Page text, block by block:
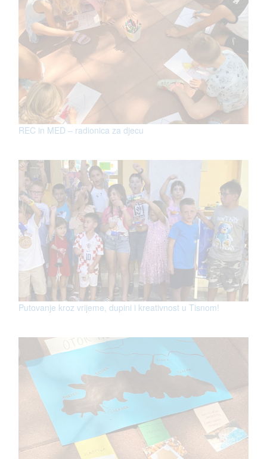
REC in MED – radionica za djecu
Putovanje kroz vrijeme, dupini i kreativnost u Tisnom!